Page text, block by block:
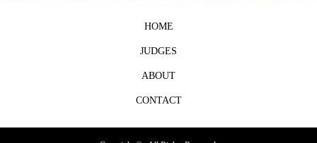
HOME
JUDGES
ABOUT
CONTACT